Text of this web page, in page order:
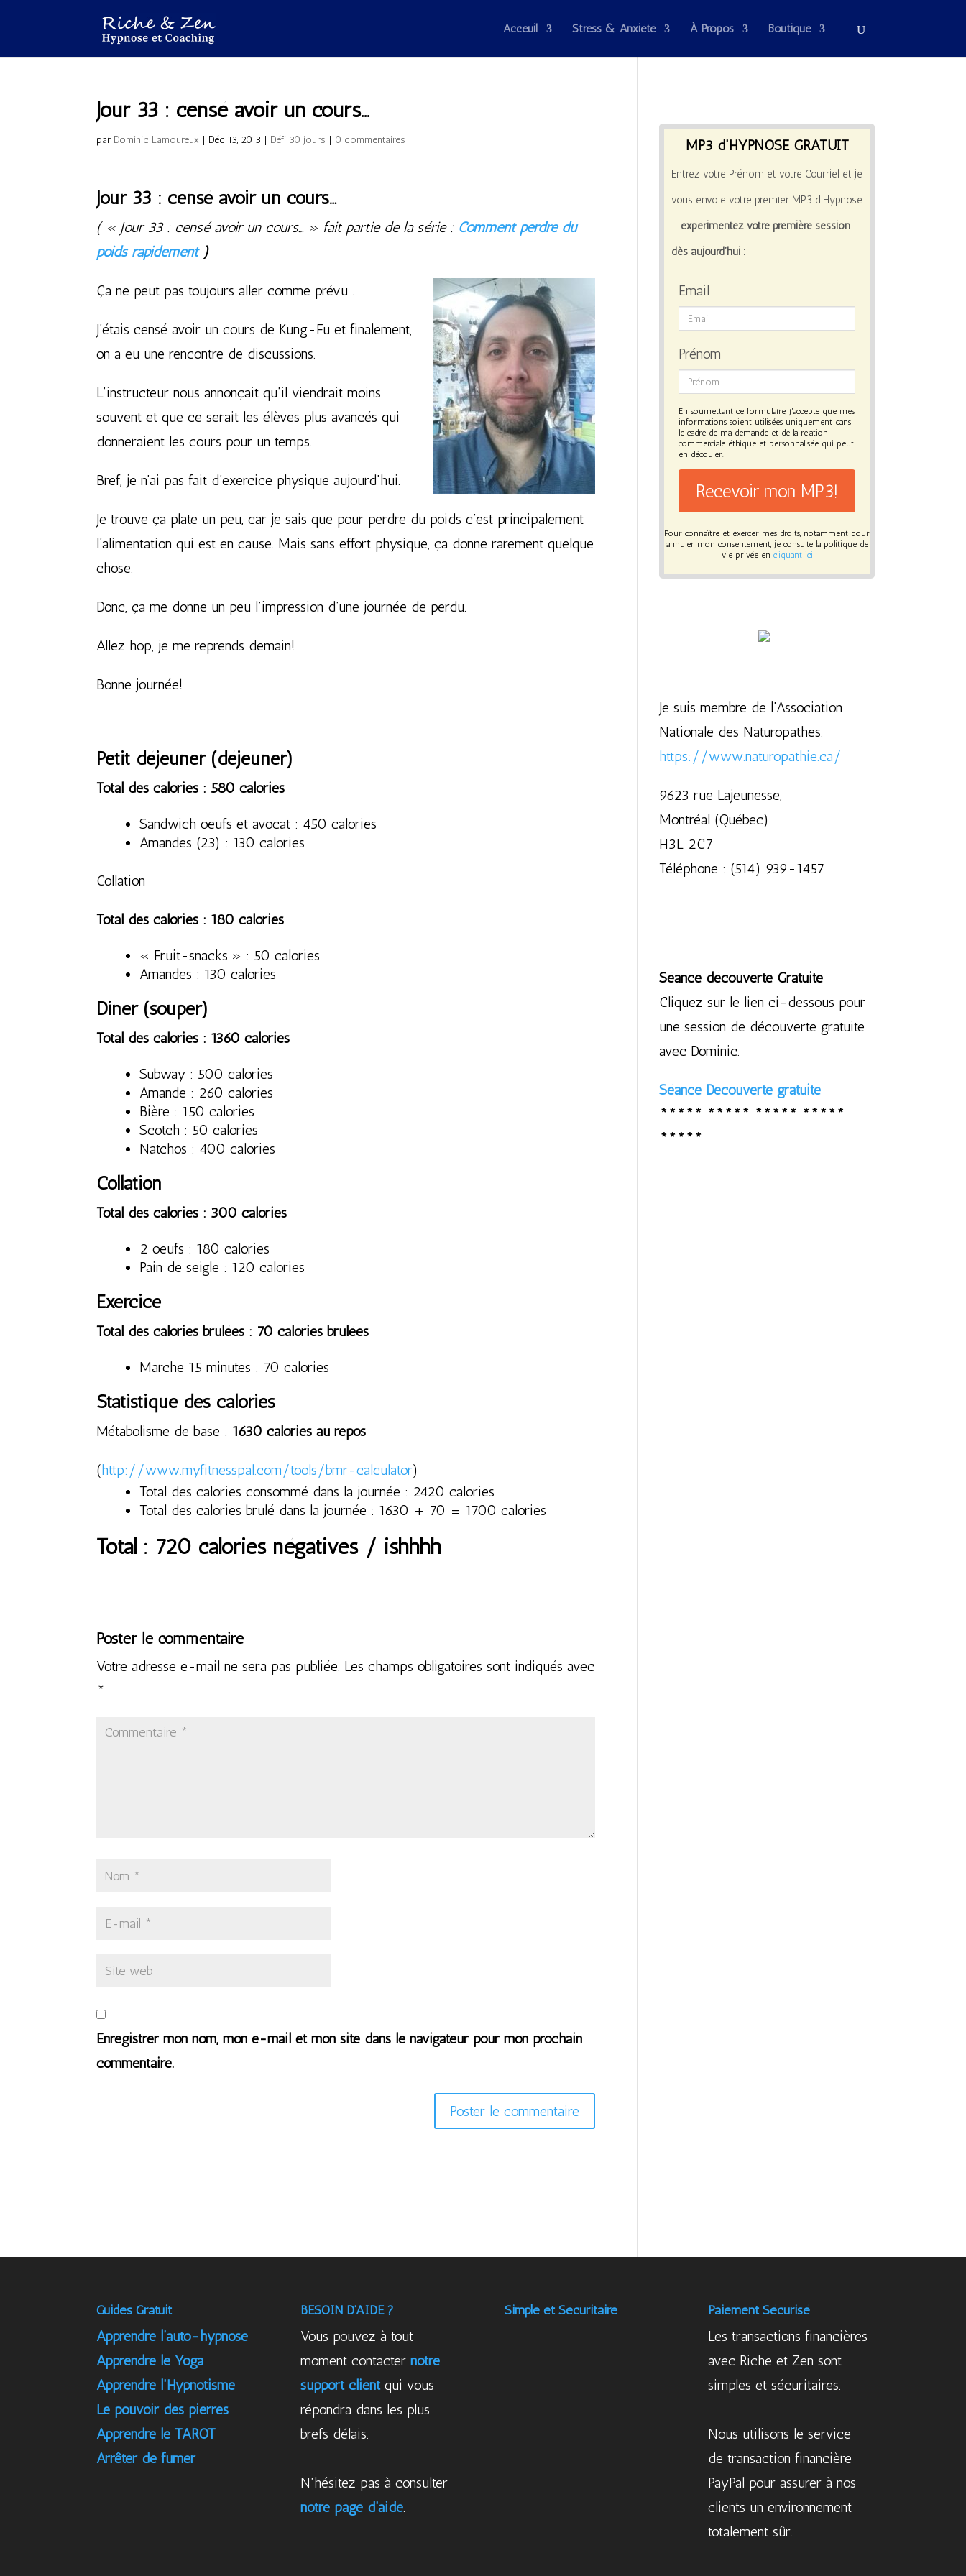
Acceuil Stress & Anxiété À Propos Boutique
Jour 33 : censé avoir un cours…
par Dominic Lamoureux | Déc 13, 2013 | Défi 30 jours | 0 commentaires
Jour 33 : censé avoir un cours…
( « Jour 33 : censé avoir un cours… » fait partie de la série : Comment perdre du
poids rapidement)
Ça ne peut pas toujours aller comme prévu…
J’étais censé avoir un cours de Kung-Fu et finalement,
on a eu une rencontre de discussions.
L’instructeur nous annonçait qu’il viendrait moins
souvent et que ce serait les élèves plus avancés qui
donneraient les cours pour un temps.
Bref, je n’ai pas fait d’exercice physique aujourd’hui.
Je trouve ça plate un peu, car je sais que pour perdre du poids c’est principalement
l’alimentation qui est en cause. Mais sans effort physique, ça donne rarement quelque
chose.
Donc, ça me donne un peu l’impression d’une journée de perdu.
Allez hop, je me reprends demain!
Bonne journée!
Petit déjeuner (déjeuner)
Total des calories : 580 calories
Sandwich oeufs et avocat : 450 calories
Amandes (23) : 130 calories
Collation
Total des calories : 180 calories
« Fruit-snacks » : 50 calories
Amandes : 130 calories
Diner (souper)
Total des calories : 1360 calories
Subway : 500 calories
Amande : 260 calories
Bière : 150 calories
Scotch : 50 calories
Natchos : 400 calories
Collation
Total des calories : 300 calories
2 oeufs : 180 calories
Pain de seigle : 120 calories
Exercice
Total des calories brulées : 70 calories brulées
Marche 15 minutes : 70 calories
Statistique des calories
Métabolisme de base : 1630 calories au repos
(http://www.myfitnesspal.com/tools/bmr-calculator)
Total des calories consommé dans la journée : 2420 calories
Total des calories brulé dans la journée : 1630 + 70 = 1700 calories
Total : 720 calories négatives / ishhhh
Poster le commentaire
Votre adresse e-mail ne sera pas publiée. Les champs obligatoires sont indiqués avec
*
Enregistrer mon nom, mon e-mail et mon site dans le navigateur pour mon prochain
commentaire.
MP3 d'HYPNOSE GRATUIT
Entrez votre Prénom et votre Courriel et je
vous envoie votre premier MP3 d’Hypnose
– expérimentez votre première session
dès aujourd’hui :
Email
Prénom
En soumettant ce formulaire, j'accepte que mes
informations soient utilisées uniquement dans
le cadre de ma demande et de la relation
commerciale éthique et personnalisée qui peut
en découler.
Recevoir mon MP3!
Pour connaître et exercer mes droits, notamment pour
annuler mon consentement, je consulte la politique de
vie privée en cliquant ici
Je suis membre de l’Association
Nationale des Naturopathes.
https://www.naturopathie.ca/
9623 rue Lajeunesse,
Montréal (Québec)
H3L 2C7
Téléphone : (514) 939-1457
Séance découverte Gratuite
Cliquez sur le lien ci-dessous pour
une session de découverte gratuite
avec Dominic.
Séance Découverte gratuite
***** ***** ***** *****
*****
Guides Gratuit
Apprendre l’auto-hypnose
Apprendre le Yoga
Apprendre l'Hypnotisme
Le pouvoir des pierres
Apprendre le TAROT
Arrêter de fumer
BESOIN D’AIDE ?
Vous pouvez à tout
moment contacter notre
support clientqui vous
répondra dans les plus
brefs délais.
N'hésitez pas à consulter
notre page d'aide.
Simple et Sécuritaire Paiement Sécurisé
Les transactions financières
avec Riche et Zen sont
simples et sécuritaires.
Nous utilisons le service
de transaction financière
PayPal pour assurer à nos
clients un environnement
totalement sûr.